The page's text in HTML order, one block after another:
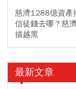
慈濟1288億資
信徒錢去哪？慈
描越黑
最新文章